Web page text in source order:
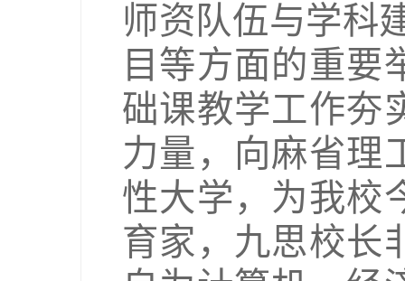
师资队伍与学科
目等方面的重要
础课教学工作夯
力量，向麻省理
性大学，为我校
育家，九思校长